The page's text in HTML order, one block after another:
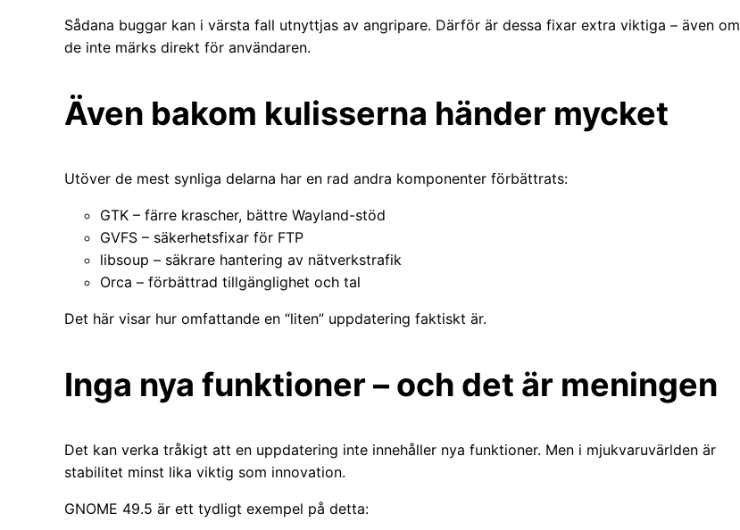
Sådana buggar kan i värsta fall utnyttjas av angripare. Därför är dessa fixar extra viktiga – även om
de inte märks direkt för användaren.
Även bakom kulisserna händer mycket
Utöver de mest synliga delarna har en rad andra komponenter förbättrats:
GTK – färre krascher, bättre Wayland-stöd
GVFS – säkerhetsfixar för FTP
libsoup – säkrare hantering av nätverkstrafik
Orca – förbättrad tillgänglighet och tal
Det här visar hur omfattande en “liten” uppdatering faktiskt är.
Inga nya funktioner – och det är meningen
Det kan verka tråkigt att en uppdatering inte innehåller nya funktioner. Men i mjukvaruvärlden är
stabilitet minst lika viktig som innovation.
GNOME 49.5 är ett tydligt exempel på detta: